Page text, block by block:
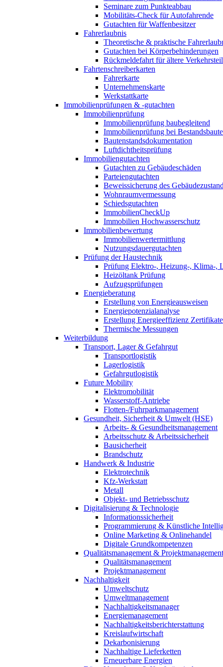
Seminare zum Punkteabbau
Mobilitäts-Check für Autofahrende
Gutachten für Waffenbesitzer
Fahrerlaubnis
Theoretische & praktische
Gutachten bei Körperbehinderungen
Rückmeldefahrt für ältere
Fahrtenschreiberkarten
Fahrerkarte
Unternehmenskarte
Werkstattkarte
Immobilienprüfungen & -gutachten
Immobilienprüfung
Immobilienprüfung baubegleitend
Immobilienprüfung bei
Bautenstandsdokumentation
Luftdichtheitsprüfung
Immobiliengutachten
Gutachten zu Gebäudeschäden
Parteiengutachten
Beweissicherung des
Wohnraumvermessung
Schiedsgutachten
ImmobilienCheckUp
Immobilien Hochwasserschutz
Immobilienbewertung
Immobilienwertermittlung
Nutzungsdauergutachten
Prüfung der Haustechnik
Prüfung Elektro-, Heizung-, Klima-,
Heizöltank Prüfung
Aufzugsprüfungen
Energieberatung
Erstellung von Energieausweisen
Energiepotenzialanalyse
Erstellung Energieeffizienz Zertifikate
Thermische Messungen
Weiterbildung
Transport, Lager & Gefahrgut
Transportlogistik
Lagerlogistik
Gefahrgutlogistik
Future Mobility
Elektromobilität
Wasserstoff-Antriebe
Flotten-/Fuhrparkmanagement
Gesundheit, Sicherheit & Umwelt (HSE)
Arbeits- & Gesundheitsmanagement
Arbeitsschutz & Arbeitssicherheit
Bausicherheit
Brandschutz
Handwerk & Industrie
Elektrotechnik
Kfz-Werkstatt
Metall
Objekt- und Betriebsschutz
Digitalisierung & Technologie
Informationssicherheit
Programmierung & Künstliche
Online Marketing & Onlinehandel
Digitale Grundkompetenzen
Qualitätsmanagement & Projektmanagement
Qualitätsmanagement
Projektmanagement
Nachhaltigkeit
Umweltschutz
Umweltmanagement
Nachhaltigkeitsmanager
Energiemanagement
Nachhaltigkeitsberichterstattung
Kreislaufwirtschaft
Dekarbonisierung
Nachhaltige Lieferketten
Erneuerbare Energien